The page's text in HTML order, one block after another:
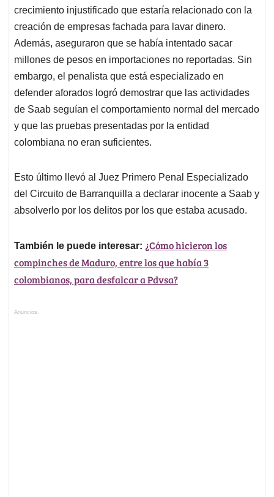
crecimiento injustificado que estaría relacionado con la
creación de empresas fachada para lavar dinero.
Además, aseguraron que se había intentado sacar
millones de pesos en importaciones no reportadas. Sin
embargo, el penalista que está especializado en
defender aforados logró demostrar que las actividades
de Saab seguían el comportamiento normal del mercado
y que las pruebas presentadas por la entidad
colombiana no eran suficientes.
Esto último llevó al Juez Primero Penal Especializado
del Circuito de Barranquilla a declarar inocente a Saab y
absolverlo por los delitos por los que estaba acusado.
También le puede interesar: ¿Cómo hicieron los
compinches de Maduro, entre los que había 3
colombianos, para desfalcar a Pdvsa?
Anuncios.